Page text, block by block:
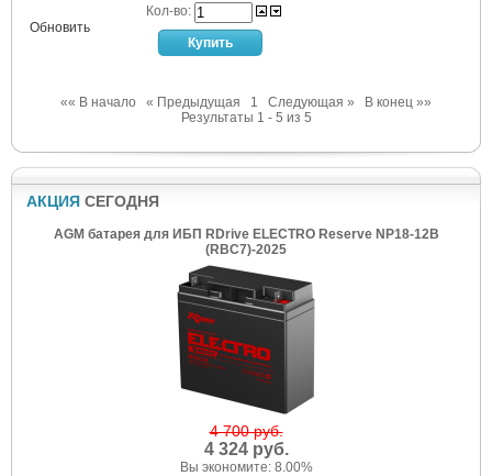
Обновить
Кол-во:
«« В начало « Предыдущая 1 Следующая »
В конец »»
Результаты 1 - 5 из 5
АКЦИЯ СЕГОДНЯ
AGM батарея для ИБП RDrive ELECTRO Reserve NP18-12B
(RBC7)-2025
4 700 руб.
4 324 руб.
Вы экономите: 8.00%